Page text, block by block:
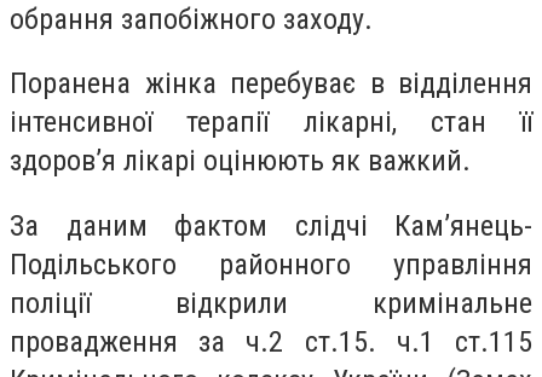
обрання запобіжного заходу.
Поранена жінка перебуває в відділення
інтенсивної терапії лікарні, стан її
здоров’я лікарі оцінюють як важкий.
За даним фактом слідчі Кам’янець-
Подільського районного управління
поліції відкрили кримінальне
провадження за ч.2 ст.15. ч.1 ст.115